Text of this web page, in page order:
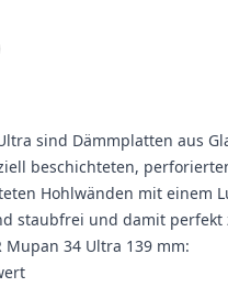
sind Dämmplatten aus
beschichteten,
Hohlwänden mit einem
staubfrei und damit
Mupan 34 Ultra 139 mm: